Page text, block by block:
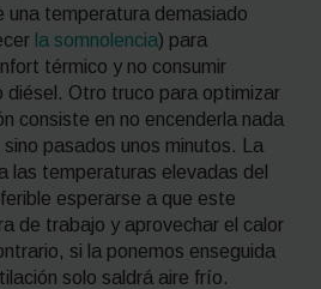
una temperatura demasiado
la somnolencia) para
térmico y no consumir
diésel. Otro truco para optimizar
consiste en no encenderla nada
pasados unos minutos. La
las temperaturas elevadas del
esperarse a que este
de trabajo y aprovechar el calor
si la ponemos enseguida
solo saldrá aire frío.